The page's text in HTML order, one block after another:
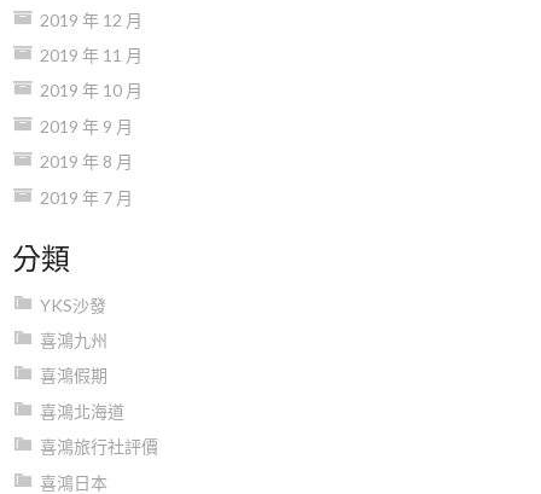
2019 年 12 月
2019 年 11 月
2019 年 10 月
2019 年 9 月
2019 年 8 月
2019 年 7 月
分類
YKS沙發
喜鴻九州
喜鴻假期
喜鴻北海道
喜鴻旅行社評價
喜鴻日本